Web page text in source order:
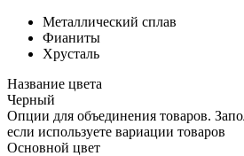
Металлический сплав
Фианиты
Хрусталь
Название цвета
Черный
Опции для объединения товаров.
если используете вариации товаров
Основной цвет